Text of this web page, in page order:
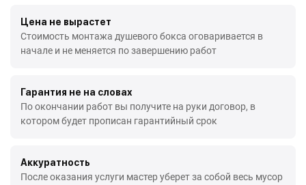
Цена не вырастет
Стоимость монтажа душевого бокса оговаривается в
начале и не меняется по завершению работ
Гарантия не на словах
По окончании работ вы получите на руки договор, в
котором будет прописан гарантийный срок
Аккуратность
После оказания услуги мастер уберет за собой весь мусор